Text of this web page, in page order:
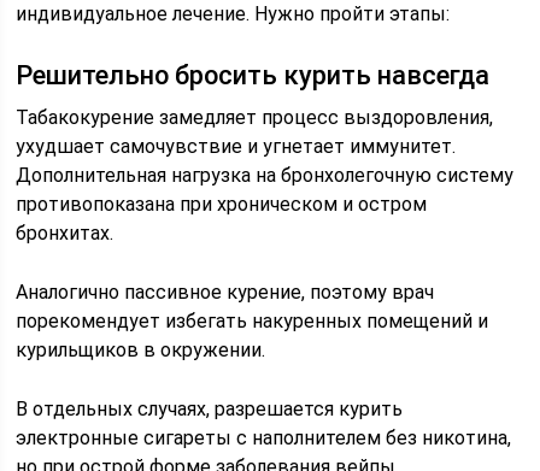
индивидуальное лечение. Нужно пройти этапы:
Решительно бросить курить навсегда
Табакокурение замедляет процесс выздоровления,
ухудшает самочувствие и угнетает иммунитет.
Дополнительная нагрузка на бронхолегочную систему
противопоказана при хроническом и остром
бронхитах.
Аналогично пассивное курение, поэтому врач
порекомендует избегать накуренных помещений и
курильщиков в окружении.
В отдельных случаях, разрешается курить
электронные сигареты с наполнителем без никотина,